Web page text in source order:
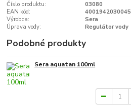
Číslo produktu:
03080
EAN kód:
4001942030045
Výrobca:
Sera
Úprava vody:
Regulátor vody
Podobné produkty
Sera aquatan 100ml